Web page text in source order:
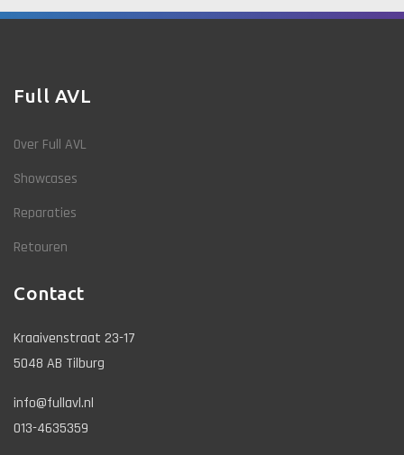
Full AVL
Over Full AVL
Showcases
Reparaties
Retouren
Contact
Kraaivenstraat 23-17
5048 AB Tilburg
info@fullavl.nl
013-4635359